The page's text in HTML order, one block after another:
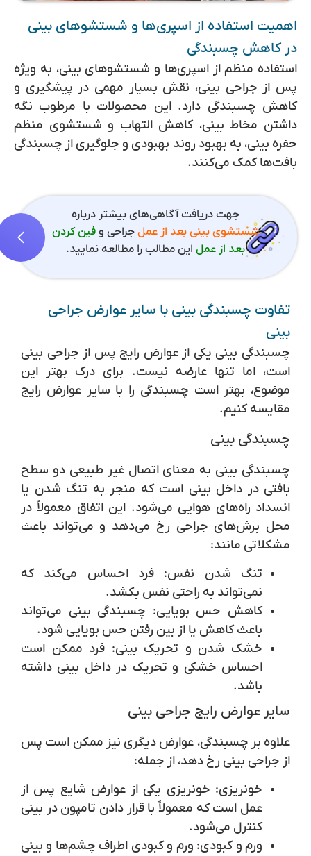
اهمیت استفاده از اسپری‌ها و شستشوهای بینی
در کاهش چسبندگی
استفاده منظم از اسپری‌ها و شستشوهای بینی، به ویژه
پس از جراحی بینی، نقش بسیار مهمی در پیشگیری و
کاهش چسبندگی دارد. این محصولات با مرطوب نگه
داشتن مخاط بینی، کاهش التهاب و شستشوی منظم
حفره بینی، به بهبود روند بهبودی و جلوگیری از چسبندگی
بافت‌ها کمک می‌کنند.
جهت دریافت آگاهی‌های بیشتر درباره
شستشوی بینی بعد از عمل جراحی وفین کردن
بعد از عمل این مطالب را مطالعه نمایید.
تفاوت چسبندگی بینی با سایر عوارض جراحی
بینی
چسبندگی بینی یکی از عوارض رایج پس از جراحی بینی
است، اما تنها عارضه نیست. برای درک بهتر این
موضوع، بهتر است چسبندگی را با سایر عوارض رایج
مقایسه کنیم.
چسبندگی بینی
چسبندگی بینی به معنای اتصال غیر طبیعی دو سطح
بافتی در داخل بینی است که منجر به تنگ شدن یا
انسداد راه‌های هوایی می‌شود. این اتفاق معمولاً در
محل برش‌های جراحی رخ می‌دهد و می‌تواند باعث
مشکلاتی مانند:
تنگ شدن نفس:فرد احساس می‌کند که
نمی‌تواند به راحتی نفس بکشد.
کاهش حس بویایی:چسبندگی بینی می‌تواند
باعث کاهش یا از بین رفتن حس بویایی شود.
خشک شدن و تحریک بینی:فرد ممکن است
احساس خشکی و تحریک در داخل بینی داشته
باشد.
سایر عوارض رایج جراحی بینی
علاوه بر چسبندگی، عوارض دیگری نیز ممکن است پس
از جراحی بینی رخ دهد، از جمله:
خونریزی:خونریزی یکی از عوارض شایع پس از
عمل است که معمولاً با قرار دادن تامپون در بینی
کنترل می‌شود.
ورم و کبودی:ورم و کبودی اطراف چشم‌ها و بینی